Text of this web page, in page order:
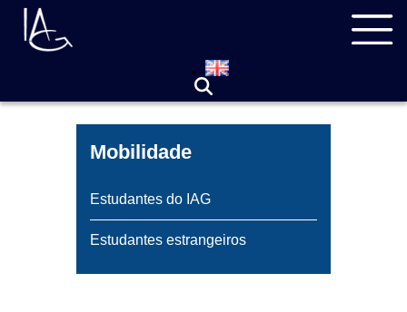
Pular
para
Mobilidade
Estudantes do IAG
Estudantes estrangeiros